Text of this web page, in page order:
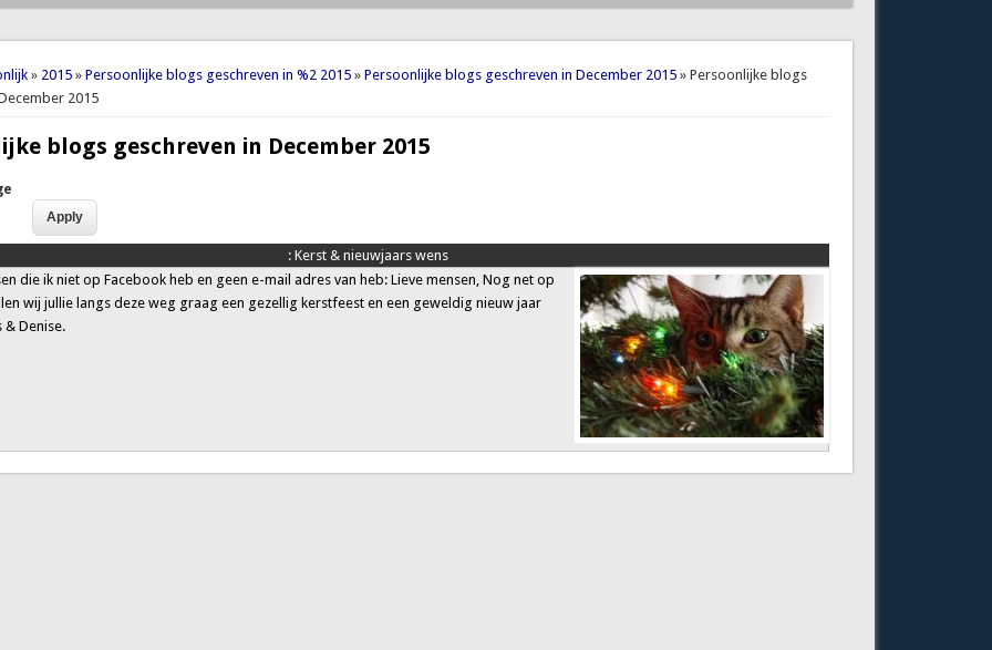
» 2015 »Persoonlijke blogs geschreven in %2 2015 »Persoonlijke blogs geschreven in December 2015 » Persoonlijke blogs
2015
blogs geschreven in December 2015
:Kerst & nieuwjaars wens
die ik niet op Facebook heb en geen e-mail adres van heb: Lieve mensen, Nog net op
wij jullie langs deze weg graag een gezellig kerstfeest en een geweldig nieuw jaar
& Denise.